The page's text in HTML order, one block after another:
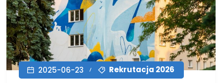
2025-06-23 Rekrutacja 2026